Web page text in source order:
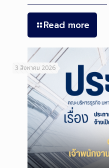
Read more
3 สิงหาคม 2026